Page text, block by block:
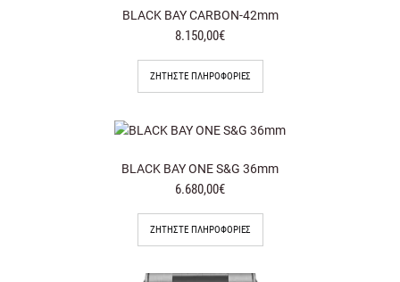
BLACK BAY CARBON-42mm
8.150,00€
ΖΗΤΉΣΤΕ ΠΛΗΡΟΦΟΡΊΕΣ
BLACK BAY ONE S&G 36mm
6.680,00€
ΖΗΤΉΣΤΕ ΠΛΗΡΟΦΟΡΊΕΣ